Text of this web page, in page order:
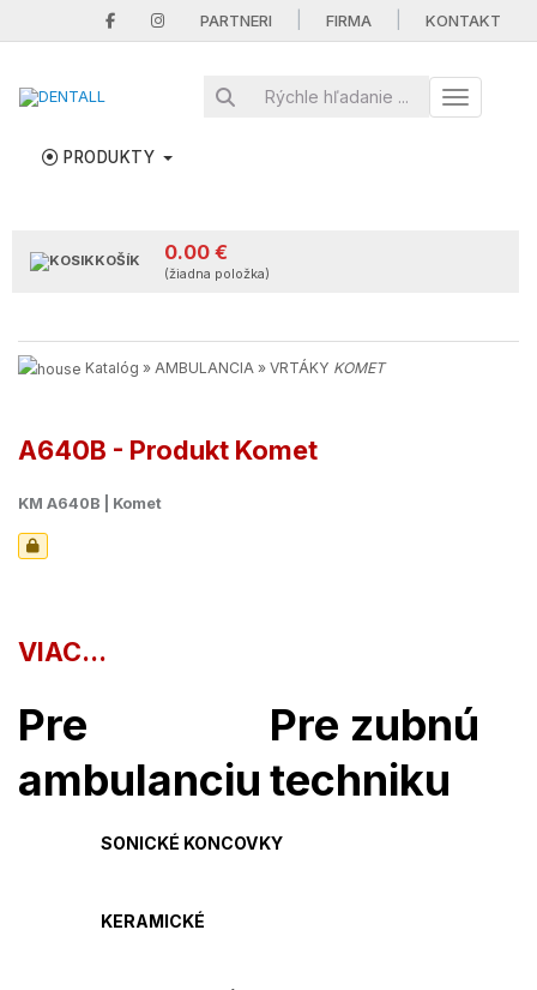
PARTNERI FIRMA KONTAKT
Toggle
PRODUKTY
KOŠÍK 0.00 €
(žiadna položka)
Katalóg » AMBULANCIA » VRTÁKY KOMET
A640B - Produkt Komet
KM A640B | Komet
VIAC...
Pre
ambulanciu
Pre zubnú
techniku
SONICKÉ KONCOVKY
KERAMICKÉ